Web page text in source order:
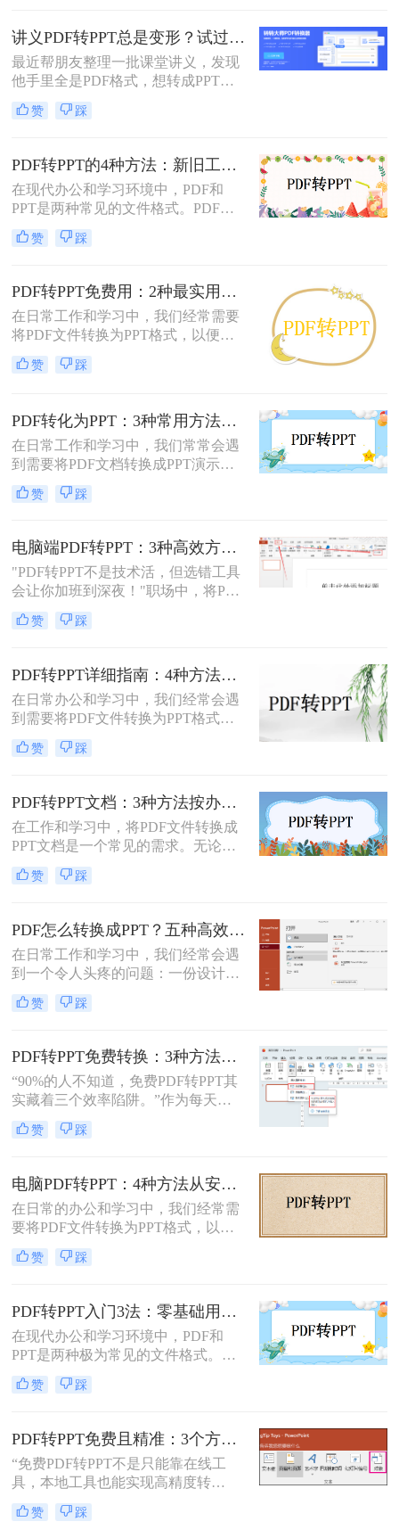
和动态展示效果。那么pdf转ppt怎么
操作呢？本文将介绍五种将PDF转换
为PPT的方法，帮助您轻松完成这一
任务。
讲义PDF转PPT总是变形？试过这几个办法真管用！
最近帮朋友整理一批课堂讲义，发现
他手里全是PDF格式，想转成PPT讲
课用，结果试了好几个工具，不是字
体乱码就是排版错位，气得他差点把
转ppt”这个问题，说到底要看你的
PDF是纯文字扫描件、带复杂表格的
课件，还是带大量图片的教案——不
同情况方法完全不同。下面我按实际
使用场景，把试过好用的几个方法整
理出来，不吹不黑，优缺点都说明
赞 踩
PDF转PPT的4种方法：新旧工具对比，哪个更适合批量转换！
在现代办公和学习环境中，PDF和
PPT是两种常见的文件格式。PDF文
件因其跨平台性和不易修改性而广受
欢迎，而PPT则因其强大的演示功能
要将PDF文件转换为PPT格式，以便
进行编辑、修改或演示。那么pdf怎么
转换成ppt呢？本文将详细介绍几种将
PDF转换为PPT的方法，帮助您轻松
实现文件格式的转换。
赞 踩
PDF转PPT免费用：2种最实用的操作路径和避坑要点！
在日常工作和学习中，我们经常需要
将PDF文件转换为PPT格式，以便进
行演示或编辑。那么怎么把pdf转换成
ppt免费呢？本文将介绍两种免费将
完成转换任务。
赞 踩
PDF转化为PPT：3种常用方法在不同PPT版本下的兼容性！
在日常工作和学习中，我们常常会遇
到需要将PDF文档转换成PPT演示文
稿的情况。无论是为了更好地展示信
息，还是为了方便编辑，掌握如何进
么怎么将pdf转化为ppt呢？本文将介
绍三种常用的方法来实现PDF到PPT
的转换。
赞 踩
电脑端PDF转PPT：3种高效方法的操作步骤和格式保留设置！
"PDF转PPT不是技术活，但选错工具
会让你加班到深夜！"职场中，将PDF
报告一键转化为PPT演示文稿是高频
刚需。然而，90%的办公族曾陷入“转
工”的泥潭——这不是能力问题，而
是工具选择的致命陷阱。那么怎么在
电脑上把pdf转换成ppt呢？作为深耕
电脑办公软件测评8年的博主，我亲
测30+工具，今天聚焦精准高效的转
换方案，帮你避开99%的坑。拒绝低
赞 踩
PDF转PPT详细指南：4种方法的参数配置和输出效果调优！
在日常办公和学习中，我们经常会遇
到需要将PDF文件转换为PPT格式的
情况。无论是为了便于演示还是进一
步编辑，掌握有效的转换方法都是必
本文将详细介绍几种常用的方法。
赞 踩
PDF转PPT文档：3种方法按办公场景（汇报/教学/合同）选择！
在工作和学习中，将PDF文件转换成
PPT文档是一个常见的需求。无论是
为了制作演示文稿、提取内容还是重
新排版，掌握几种有效的转换方法都
ppt文档呢？本文将介绍三种常用的
PDF转PPT的方法，帮助您轻松完成
PDF到PPT的转换。
赞 踩
PDF怎么转换成PPT？五种高效方法，适用不同场景全解析！
在日常工作和学习中，我们经常会遇
到一个令人头疼的问题：一份设计精
美、内容详实的PDF文档，需要被转
换为可编辑、可演示的
修改内容、调整逻辑，或是直接用于
会议汇报。然而，由于PDF格式本身
是为了稳定显示而非编辑而设计的，
这项转换工作常常伴随着格式错乱、
排版混乱、图片丢失等“车祸现场”。
赞 踩
PDF转PPT免费转换：3种方法的隐藏功能和效率差异！
“90%的人不知道，免费PDF转PPT其
实藏着三个效率陷阱。”作为每天处
理20+份文档的办公博主，我见过太
多人被“免费转换”的噱头坑过——要
要么扫描版PDF转完还是图片格式，
更有甚者因为文件包含商业数据，转
换后收到平台的“付费解锁”勒索邮
件。
赞 踩
电脑PDF转PPT：4种方法从安装到输出的完整对比！
在日常的办公和学习中，我们经常需
要将PDF文件转换为PPT格式，以便
更好地进行演示和编辑。那么电脑如
何PDF转PPT呢？以下介绍四种常见
赞 踩
PDF转PPT入门3法：零基础用户的操作要点和注意事项！
在现代办公和学习环境中，PDF和
PPT是两种极为常见的文件格式。
PDF因其固定格式的特点而受到广泛
欢迎，尤其适合用于合同、学术论文
而，当这些静态内容需要被进一步编
辑或在公共场合展示时，将其转换为
PPT格式成为了一种常见的需求。那
么PDF如何转为PPT呢？本文将详细
介绍三种将PDF转换为PPT的方法，
帮助您根据自己的实际需求选择最合
赞 踩
PDF转PPT免费且精准：3个方法的转换精度和避坑指南！
“免费PDF转PPT不是只能靠在线工
具，本地工具也能实现高精度转
换”在职场办公与自媒体创作中，将
PDF格式的报告、课件、素材转为可
赞 踩